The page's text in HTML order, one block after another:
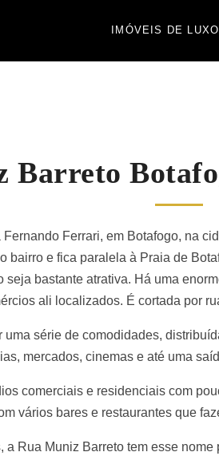
IMÓVEIS DE
Barreto
Ferrari, em Botafogo, na
bairro e fica paralela à Praia de
seja bastante atrativa. Há uma
ali localizados. É cortada por
série de comodidades,
mercados, cinemas e até uma
comerciais e residenciais com
vários bares e restaurantes que
a Rua Muniz Barreto tem esse